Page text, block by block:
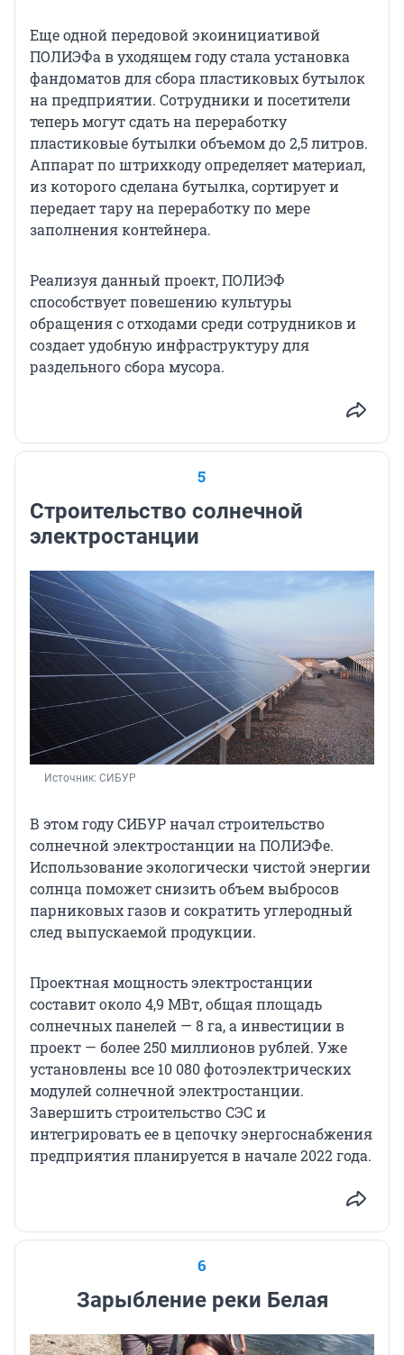
Еще одной передовой экоинициативой
ПОЛИЭФа в уходящем году стала установка
фандоматов для сбора пластиковых бутылок
на предприятии. Сотрудники и посетители
теперь могут сдать на переработку
пластиковые бутылки объемом до 2,5 литров.
Аппарат по штрихкоду определяет материал,
из которого сделана бутылка, сортирует и
передает тару на переработку по мере
заполнения контейнера.
Реализуя данный проект, ПОЛИЭФ
способствует повешению культуры
обращения с отходами среди сотрудников и
создает удобную инфраструктуру для
раздельного сбора мусора.
5
Строительство солнечной
электростанции
Источник: СИБУР
В этом году СИБУР начал строительство
солнечной электростанции на ПОЛИЭФе.
Использование экологически чистой энергии
солнца поможет снизить объем выбросов
парниковых газов и сократить углеродный
след выпускаемой продукции.
Проектная мощность электростанции
составит около 4,9 МВт, общая площадь
солнечных панелей — 8 га, а инвестиции в
проект — более 250 миллионов рублей. Уже
установлены все 10 080 фотоэлектрических
модулей солнечной электростанции.
Завершить строительство СЭС и
интегрировать ее в цепочку энергоснабжения
предприятия планируется в начале 2022 года.
6
Зарыбление реки Белая